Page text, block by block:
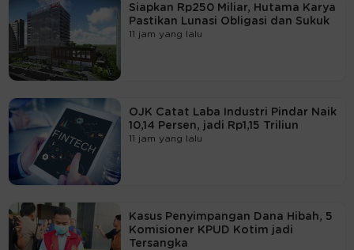
Siapkan Rp250 Miliar, Hutama Karya
Pastikan Lunasi Obligasi dan Sukuk
11 jam yang lalu
OJK Catat Laba Industri Pindar Naik
10,14 Persen, jadi Rp1,15 Triliun
11 jam yang lalu
Kasus Penyimpangan Dana Hibah, 5
Komisioner KPUD Kotim jadi
Tersangka